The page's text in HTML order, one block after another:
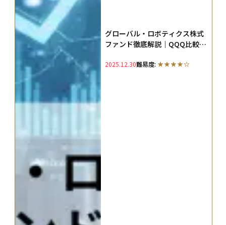
グローバル・ロボティクス株式
ファンド徹底解説｜QQQ比較で
2025.12.30難易度: